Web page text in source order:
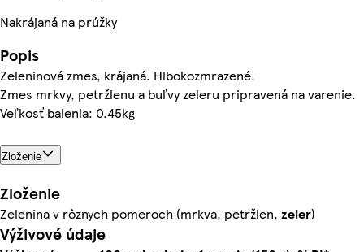
Nakrájaná na prúžky
Popis
Zeleninová zmes, krájaná. Hlbokozmrazené.
Zmes mrkvy, petržlenu a buľvy zeleru pripravená na varenie.
Veľkosť balenia: 0.45kg
Zloženie
Zloženie
Zelenina v rôznych pomeroch (mrkva, petržlen, zeler)
Výživové údaje